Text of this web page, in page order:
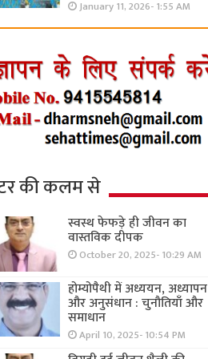
January 11, 2026- 1:55 AM
की कलम से
स्वस्थ फेफड़े ही जीवन का
वास्तविक दीपक
October 20, 2025- 10:29 AM
होम्योपैथी में अध्ययन, अध्यापन
और अनुसंधान : चुनौतियाँ और
समाधान
April 10, 2025- 10:54 PM